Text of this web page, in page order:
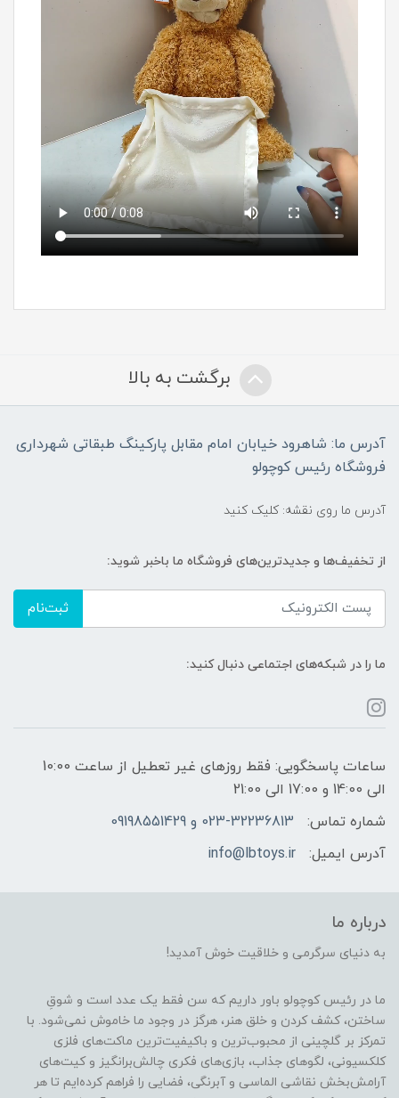
برگشت به بالا
آدرس ما: شاهرود خیابان امام مقابل پارکینگ طبقاتی شهرداری
فروشگاه رئیس کوچولو
آدرس ما روی نقشه: کلیک کنید
از تخفیف‌ها و جدیدترین‌های فروشگاه ما باخبر شوید:
ثبت‌نام
ما را در شبکه‌های اجتماعی دنبال کنید:
ساعات پاسخگویی: فقط روزهای غیر تعطیل از ساعت 10:00
الی 14:00 و 17:00 الی 21:00
شماره تماس:
023-32236813 و 09198551429
آدرس ایمیل:
info@lbtoys.ir
درباره ما
به دنیای سرگرمی و خلاقیت خوش آمدید!
ما در رئیس کوچولو باور داریم که سن فقط یک عدد است و شوقِ
ساختن، کشف کردن و خلق هنر، هرگز در وجود ما خاموش نمی‌شود. با
تمرکز بر گلچینی از محبوب‌ترین و باکیفیت‌ترین ماکت‌های فلزی
کلکسیونی، لگوهای جذاب، بازی‌های فکری چالش‌برانگیز و کیت‌های
آرامش‌بخش نقاشی الماسی و آبرنگی، فضایی را فراهم کرده‌ایم تا هر